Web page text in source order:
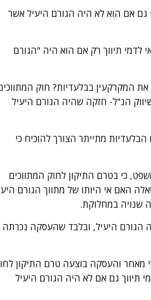
גם אם הוא לא היה הגורם היעיל אשר
לדמי תיווך רק אם הוא היה "הגורם
המקרקעין בבלעדיות? חוק
הנ"ל- חזקה שהיה הגורם היעיל
מתייתר הצורך להוכיח כי
המשפט, כי בטרם התיקון לחוק המתווכים
לגבי עסקאות שנכרתו לאחר 9.12.04)- השאלה האם אי היותו של מתווך הגורם
שנויה במחלוקת.
הגורם היעיל, ובלבד שהעסקה נכרתה
מאחר והעסקה בוצעה טרם התיקון
תיווך גם אם לא היה הגורם היעיל